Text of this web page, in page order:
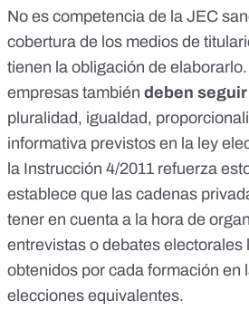
No es competencia de la JEC
cobertura de los medios de
tienen la obligación de
empresas también deben
pluralidad, igualdad,
informativa previstos en la ley
la Instrucción 4/2011 refuerza
establece que las cadenas
tener en cuenta a la hora de
entrevistas o debates electorales
obtenidos por cada formación en
elecciones equivalentes.